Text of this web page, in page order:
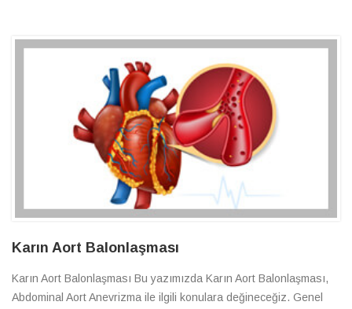
Karın Aort Balonlaşması
Karın Aort Balonlaşması Bu yazımızda Karın Aort Balonlaşması,
Abdominal Aort Anevrizma ile ilgili konulara değineceğiz. Genel